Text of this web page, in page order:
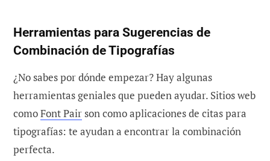
Herramientas para Sugerencias de
Combinación de Tipografías
¿No sabes por dónde empezar? Hay algunas
herramientas geniales que pueden ayudar. Sitios web
comoFont Pair son como aplicaciones de citas para
tipografías: te ayudan a encontrar la combinación
perfecta.